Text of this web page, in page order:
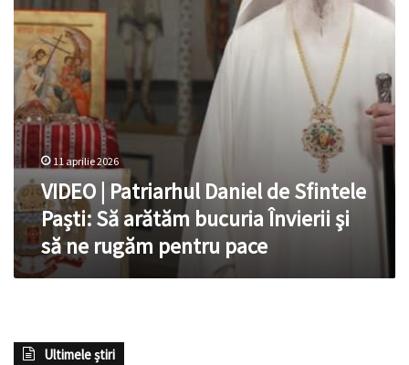
arătăm
bucuria
Învierii
şi
să
ne
rugăm
pentru
pace
11 aprilie 2026
VIDEO | Patriarhul Daniel de Sfintele
Paști: Să arătăm bucuria Învierii şi
să ne rugăm pentru pace
Ultimele știri